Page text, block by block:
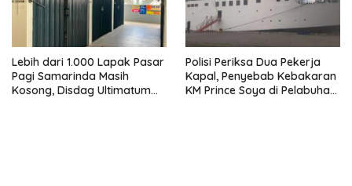
Lebih dari 1.000 Lapak Pasar
Pagi Samarinda Masih
Kosong, Disdag Ultimatum
Polisi Periksa Dua Pekerja
Kapal, Penyebab Kebakaran
KM Prince Soya di Pelabuhan